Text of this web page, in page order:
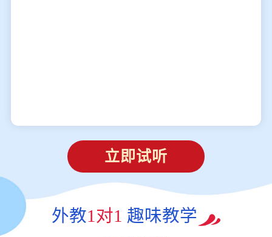
立即试听
外教1对1 趣味教学